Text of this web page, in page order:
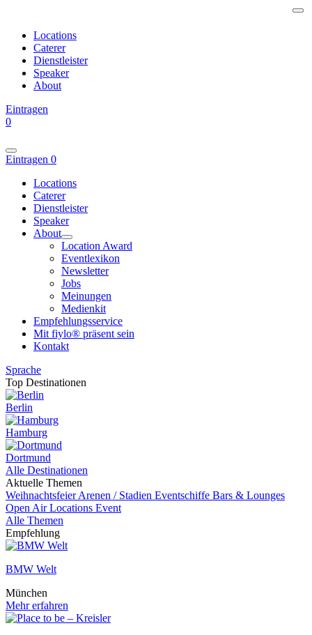
Locations
Caterer
Dienstleister
Speaker
About
Eintragen
0
Eintragen 0
Locations
Caterer
Dienstleister
Speaker
About
Location Award
Eventlexikon
Newsletter
Jobs
Meinungen
Medienkit
Empfehlungsservice
Mit fiylo® präsent sein
Kontakt
Sprache
Top Destinationen
Berlin
Hamburg
Dortmund
Alle Destinationen
Aktuelle Themen
WeihnachtsfeierArenen / Stadien Eventschiffe Bars & Lounges
Open Air Locations Event
Alle Themen
Empfehlung
BMW Welt
München
Mehr erfahren